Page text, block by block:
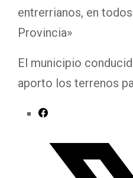
entrerrianos, en
Provincia»
El municipio
aporto los terrenos